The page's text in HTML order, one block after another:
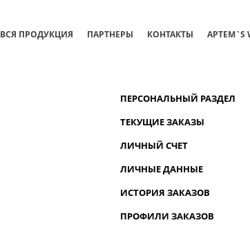
ВСЯ ПРОДУКЦИЯ ПАРТНЕРЫ КОНТАКТЫ АРТЕМ`S
ПЕРСОНАЛЬНЫЙ РАЗДЕЛ
ТЕКУЩИЕ ЗАКАЗЫ
ЛИЧНЫЙ СЧЕТ
ЛИЧНЫЕ ДАННЫЕ
ИСТОРИЯ ЗАКАЗОВ
ПРОФИЛИ ЗАКАЗОВ